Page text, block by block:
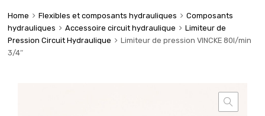
Home Flexibles et composants hydrauliques
Composants
hydrauliques
Accessoire circuit hydraulique
Limiteur de
Pression Circuit Hydraulique
Limiteur de pression VINCKE 80l/min
3/4″